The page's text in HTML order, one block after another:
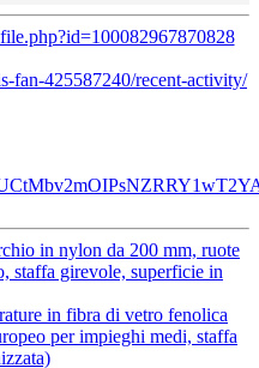
in nylon da 200 mm, ruote
staffa girevole, superficie in
in fibra di vetro fenolica
per impieghi medi, staffa